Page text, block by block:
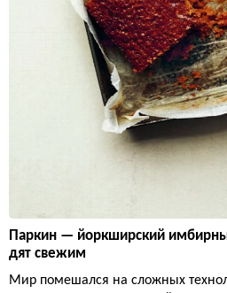
Паркин — йоркширский
дят свежим
Мир помешался на сложных